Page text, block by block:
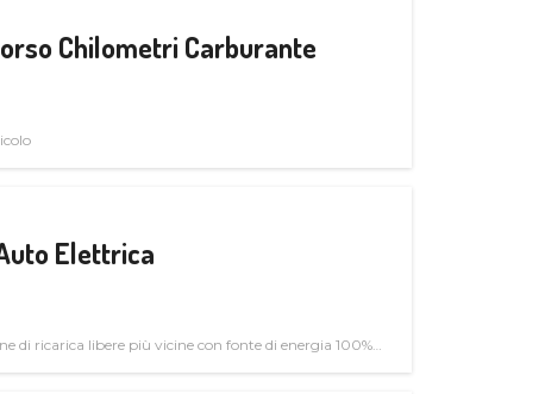
Chilometri Carburante
Elettrica
di ricarica libere più vicine con fonte di energia 100%